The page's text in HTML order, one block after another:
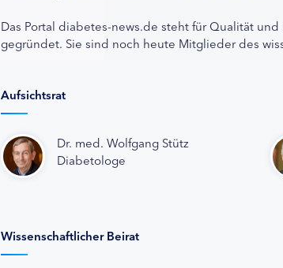
Das Portal diabetes-news.de steht für Qualität
gegründet. Sie sind noch heute Mitglieder des
Aufsichtsrat
Dr. med. Wolfgang Stütz
Diabetologe
Wissenschaftlicher Beirat